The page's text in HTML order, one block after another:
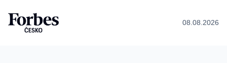
08.08.2026